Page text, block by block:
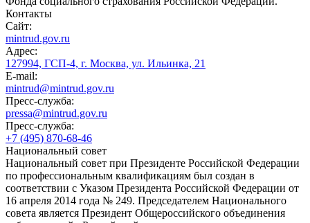
Контакты
Сайт:
mintrud.gov.ru
Адрес:
127994, ГСП-4, г. Москва, ул. Ильинка, 21
E-mail:
mintrud@mintrud.gov.ru
Пресс-служба:
pressa@mintrud.gov.ru
Пресс-служба:
+7 (495) 870-68-46
Национальный совет
Национальный совет при Президенте Российской Федерации
по профессиональным квалификациям был создан в
соответствии с Указом Президента Российской Федерации от
16 апреля 2014 года № 249. Председателем Национального
совета является Президент Общероссийского объединения